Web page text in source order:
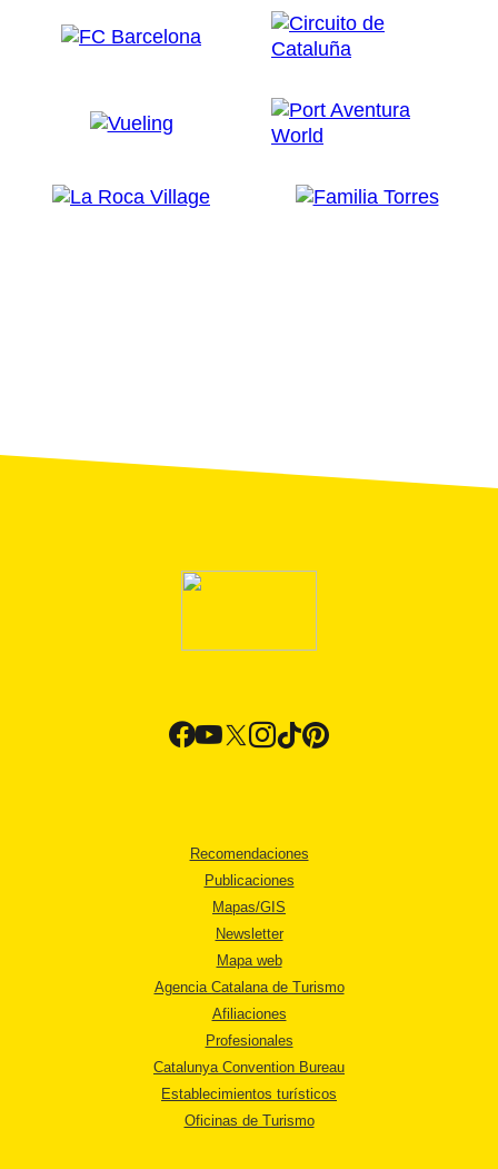
Recomendaciones
Publicaciones
Mapas/GIS
Newsletter
Mapa web
Agencia Catalana de Turismo
Afiliaciones
Profesionales
Catalunya Convention Bureau
Establecimientos turísticos
Oficinas de Turismo